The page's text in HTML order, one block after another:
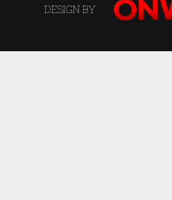
DESIGN BY